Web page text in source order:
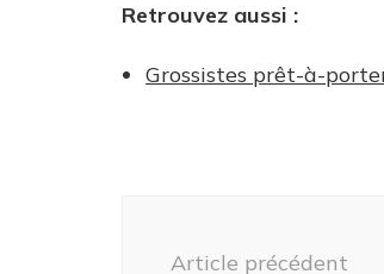
Retrouvez aussi :
Grossistes prêt-à-
d'article
Article précédent